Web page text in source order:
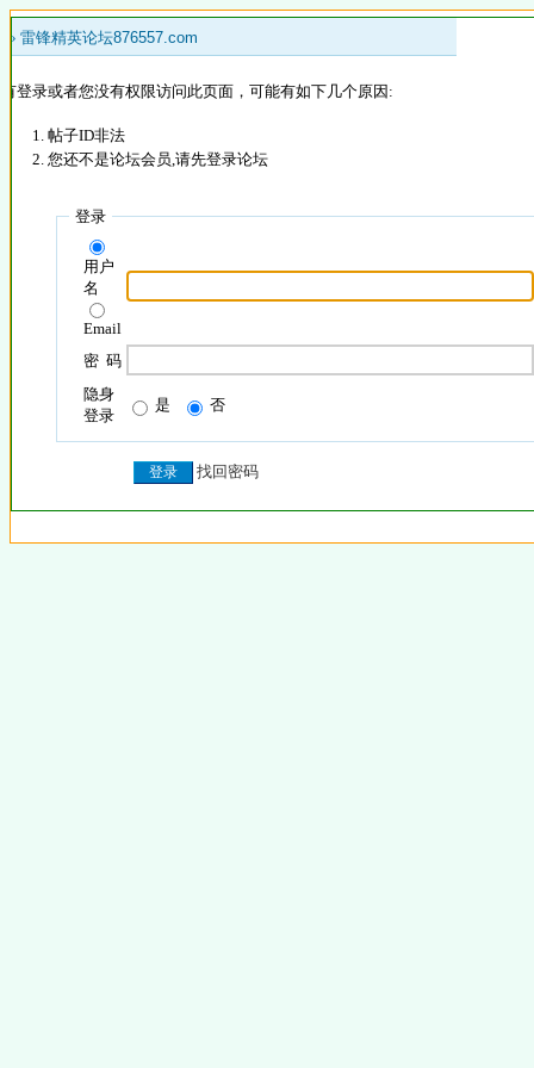
» 雷锋精英论坛876557.com
登录或者您没有权限访问此页面，可能有如下几个原因:
帖子ID非法
您还不是论坛会员,请先登录论坛
登录
用户
名
Email
密 码
隐身
登录
是 否
找回密码